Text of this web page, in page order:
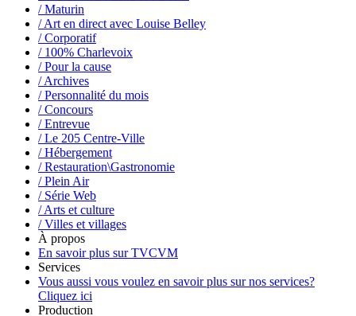
/ Maturin
/ Art en direct avec Louise Belley
/ Corporatif
/ 100% Charlevoix
/ Pour la cause
/ Archives
/ Personnalité du mois
/ Concours
/ Entrevue
/ Le 205 Centre-Ville
/ Hébergement
/ Restauration\Gastronomie
/ Plein Air
/ Série Web
/ Arts et culture
/ Villes et villages
À propos
En savoir plus sur TVCVM
Services
Vous aussi vous voulez en savoir plus sur nos services?
Cliquez ici
Production